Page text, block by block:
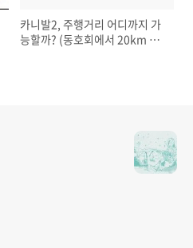
카니발2, 주행거리 어디까지 가
능할까? (동호회에서 20km 이